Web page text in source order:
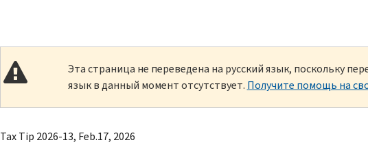
Эта страница не переведена на русский язык, поскольку
язык в данный момент отсутствует. Получите помощь на
Tax Tip 2026-13, Feb.17, 2026